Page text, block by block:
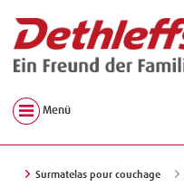
Menü
Surmatelas pour couchage